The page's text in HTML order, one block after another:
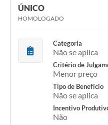
ÚNICO
HOMOLOGADO
Categoria
Não se aplica
Critério de
Menor preço
Tipo de Benefício
Não se aplica
Incentivo
Não